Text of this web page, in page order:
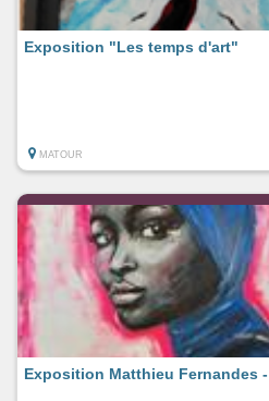
Exposition "Les temps d'art"
MATOUR
Exposition Matthieu Fernandes